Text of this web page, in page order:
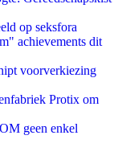
op seksfora
achievements dit
voorverkiezing
Protix om
geen enkel